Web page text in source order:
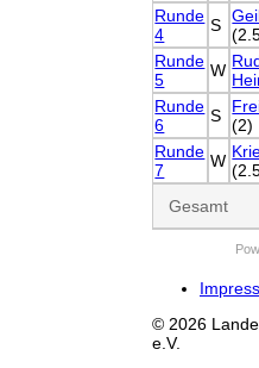
Runde
4
S
Runde
5
W
Runde
6
S (2)
Runde
7
W
Gesamt
© 2026
e.V.